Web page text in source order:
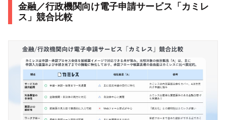
金融／行政機関向け電子申請サービス「カミレ
ス」競合比較